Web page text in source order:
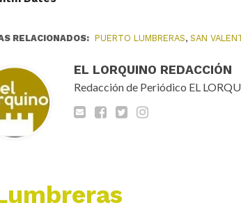
RELACIONADOS: PUERTO LUMBRERAS,SAN
EL LORQUINO REDACCIÓN
Redacción de Periódico EL